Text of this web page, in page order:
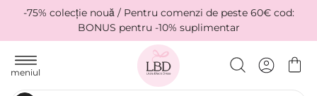
-75% colecție nouă / Pentru comenzi de peste 60€ cod:
BONUS pentru -10% suplimentar
meniul